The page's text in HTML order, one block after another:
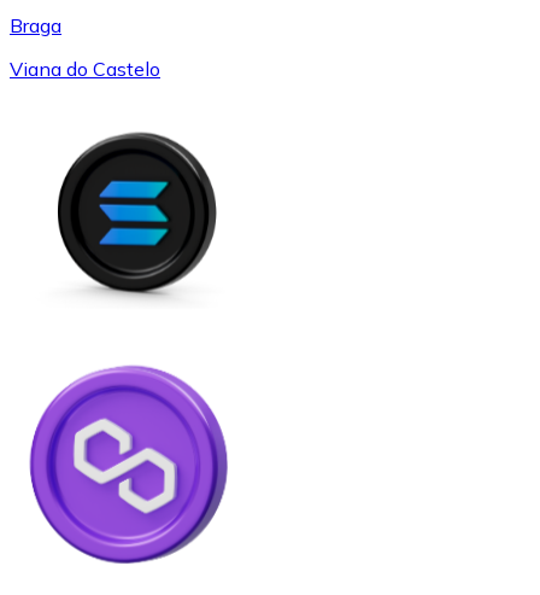
Braga
Viana do Castelo